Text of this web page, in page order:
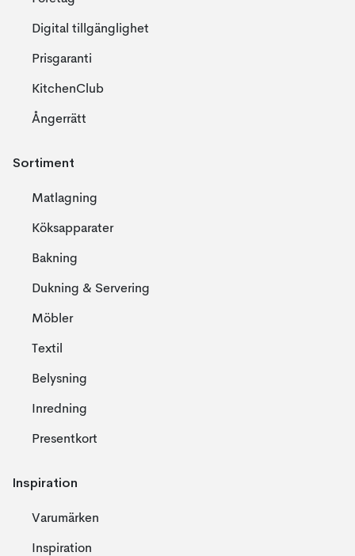
Digital tillgänglighet
Prisgaranti
KitchenClub
Ångerrätt
Sortiment
Matlagning
Köksapparater
Bakning
Dukning & Servering
Möbler
Textil
Belysning
Inredning
Presentkort
Inspiration
Varumärken
Inspiration